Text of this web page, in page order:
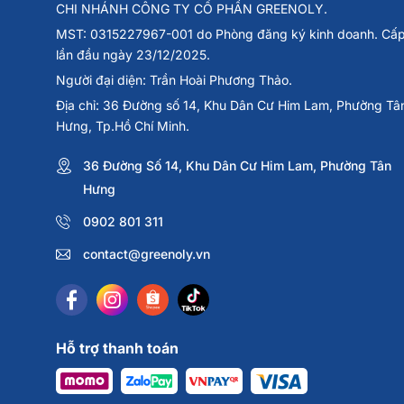
CHI NHÁNH CÔNG TY CỔ PHẦN GREENOLY.
MST: 0315227967-001 do Phòng đăng ký kinh doanh.
lần đầu ngày 23/12/2025.
Người đại diện: Trần Hoài Phương Thảo.
Địa chỉ: 36 Đường số 14, Khu Dân Cư Him Lam, Phường
Hưng, Tp.Hồ Chí Minh.
36 Đường Số 14, Khu Dân Cư Him Lam, Phường Tân
Hưng
0902 801 311
contact@greenoly.vn
Hỗ trợ thanh toán